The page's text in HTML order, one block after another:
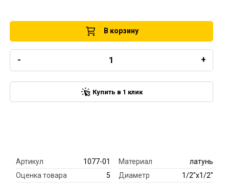
В корзину
- +
Купить в 1 клик
Артикул
1077-01
Оценка товара
5
Материал
латунь
Диаметр
1/2"x1/2"